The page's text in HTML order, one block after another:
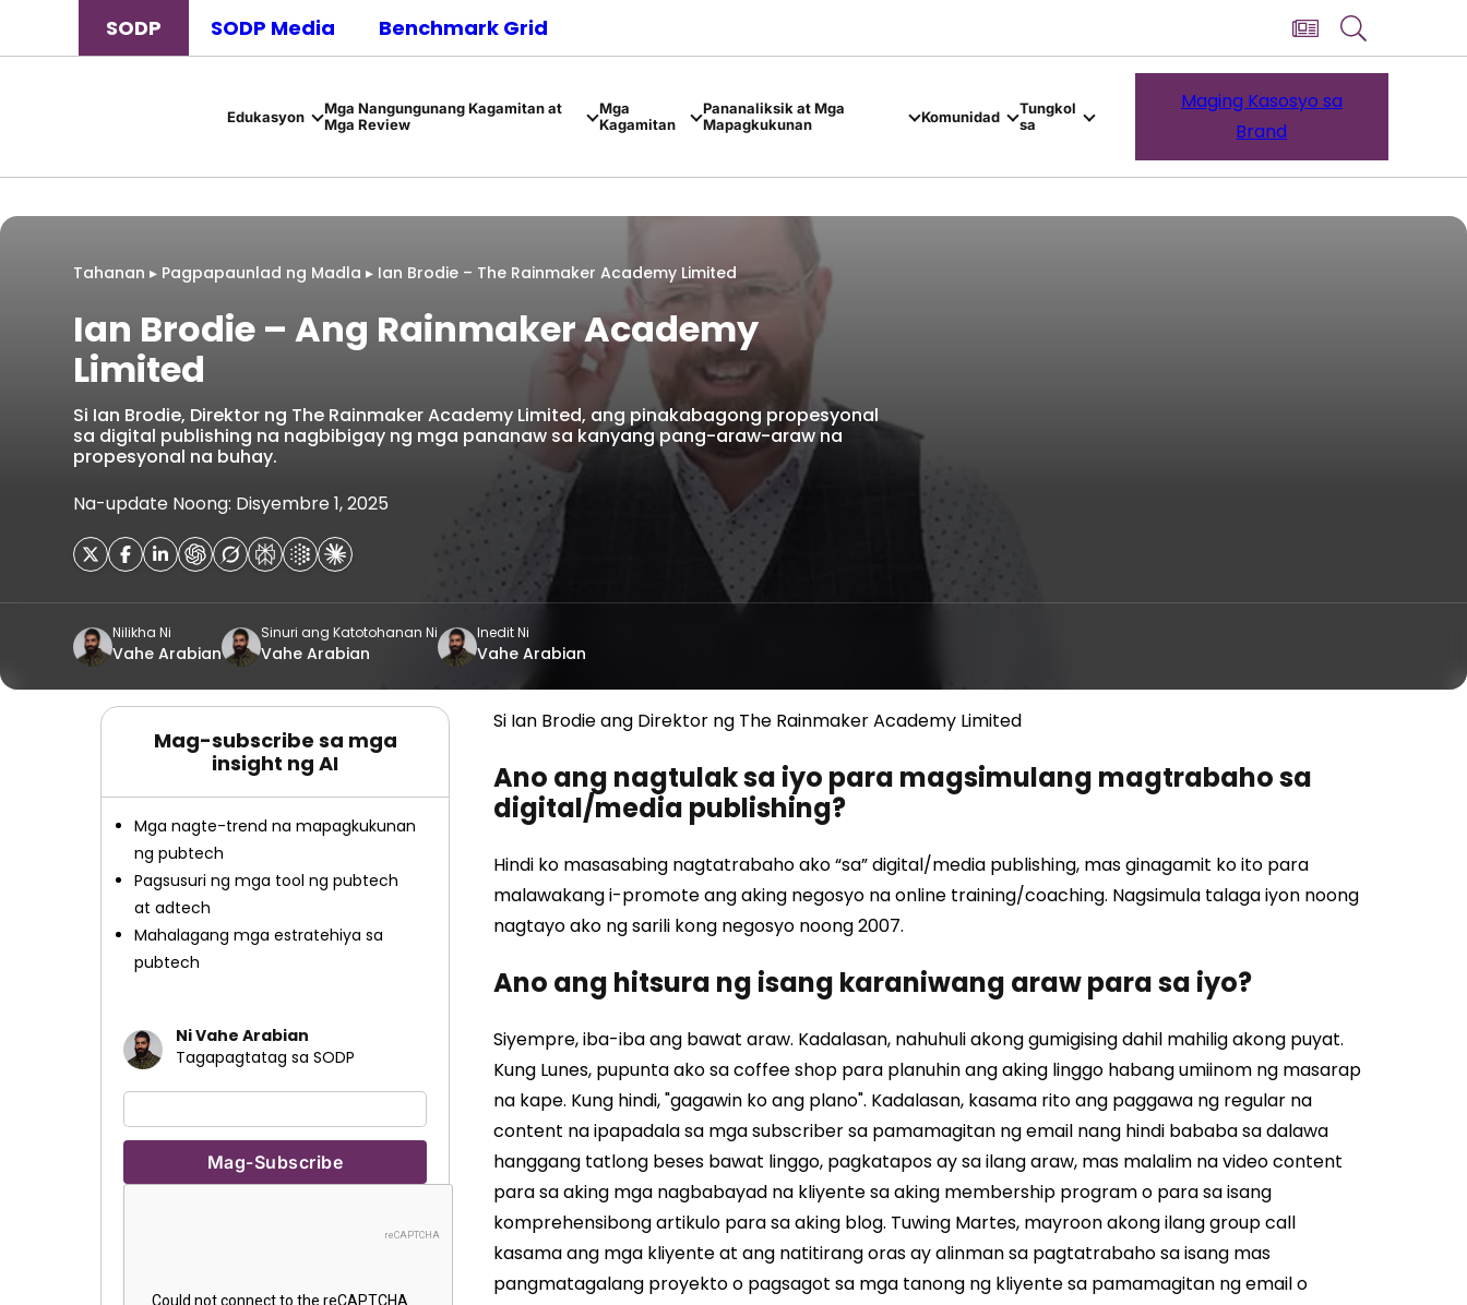
SODP SODP Media Benchmark Grid
Edukasyon
Mga Nangungunang Kagamitan at
Mga Review
Mga
Kagamitan
Pananaliksik at Mga
Mapagkukunan
Komunidad
Tungkol
sa
Maging Kasosyo sa
Brand
Tahanan ▸ Pagpapaunlad ng Madla ▸ Ian Brodie – The Rainmaker Academy Limited
Ian Brodie – Ang Rainmaker Academy
Limited
Si Ian Brodie, Direktor ng The Rainmaker Academy Limited, ang pinakabagong propesyonal
sa digital publishing na nagbibigay ng mga pananaw sa kanyang pang-araw-araw na
propesyonal na buhay.
Na-update Noong: Disyembre 1, 2025
Nilikha Ni
Vahe Arabian
Sinuri ang Katotohanan Ni
Vahe Arabian
Inedit Ni
Vahe Arabian
Mag-subscribe sa mga
insight ng AI
Mga nagte-trend na mapagkukunan
ng pubtech
Pagsusuri ng mga tool ng pubtech
at adtech
Mahalagang mga estratehiya sa
pubtech
Ni Vahe Arabian
Tagapagtatag sa SODP
Si Ian Brodie ang Direktor ng The Rainmaker Academy Limited
Ano ang nagtulak sa iyo para magsimulang magtrabaho sa
digital/media publishing?
Hindi ko masasabing nagtatrabaho ako “sa” digital/media publishing, mas ginagamit ko ito para
malawakang i-promote ang aking negosyo na online training/coaching. Nagsimula talaga iyon noong
nagtayo ako ng sarili kong negosyo noong 2007.
Ano ang hitsura ng isang karaniwang araw para sa iyo?
Siyempre, iba-iba ang bawat araw. Kadalasan, nahuhuli akong gumigising dahil mahilig akong puyat.
Kung Lunes, pupunta ako sa coffee shop para planuhin ang aking linggo habang umiinom ng masarap
na kape. Kung hindi, "gagawin ko ang plano". Kadalasan, kasama rito ang paggawa ng regular na
content na ipapadala sa mga subscriber sa pamamagitan ng email nang hindi bababa sa dalawa
hanggang tatlong beses bawat linggo, pagkatapos ay sa ilang araw, mas malalim na video content
para sa aking mga nagbabayad na kliyente sa aking membership program o para sa isang
komprehensibong artikulo para sa aking blog. Tuwing Martes, mayroon akong ilang group call
kasama ang mga kliyente at ang natitirang oras ay alinman sa pagtatrabaho sa isang mas
pangmatagalang proyekto o pagsagot sa mga tanong ng kliyente sa pamamagitan ng email o